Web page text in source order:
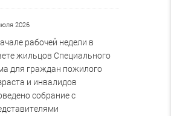
2026
рабочей недели в
жильцов Специального
для граждан пожилого
и инвалидов
собрание с